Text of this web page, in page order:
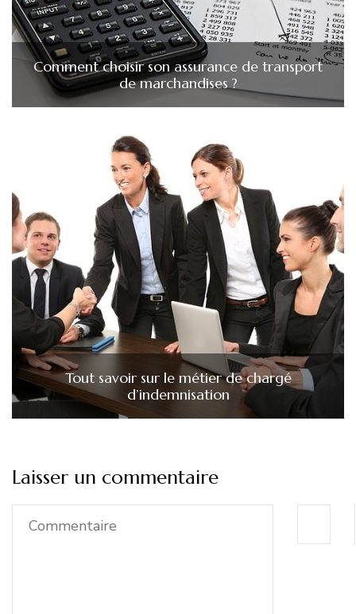
Comment choisir son assurance de transport
de marchandises ?
Tout savoir sur le métier de chargé
d’indemnisation
Laisser un commentaire